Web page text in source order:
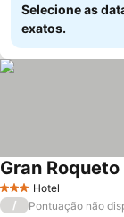
Selecione as
exatos.
3 EstrelasHotel
Gran Roqueto
/ Pontuação não